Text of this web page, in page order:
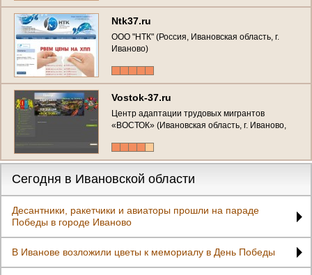
машины. (Россия, Ивановская область,
Иваново)
Ntk37.ru
ООО "НТК" (Россия, Ивановская область, г.
Иваново)
Vostok-37.ru
Центр адаптации трудовых мигрантов
«ВОСТОК» (Ивановская область, г. Иваново,
Сегодня в Ивановской области
Десантники, ракетчики и авиаторы прошли на параде
Победы в городе Иваново
В Иванове возложили цветы к мемориалу в День Победы